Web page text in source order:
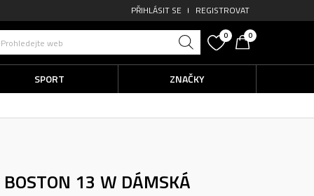
PŘIHLÁSIT SE REGISTROVAT
Prohledejte web
0 0
SPORT ZNAČKY
13 W DÁMSKÁ